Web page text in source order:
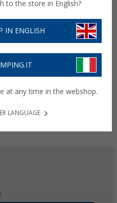
to the store in English?
IN ENGLISH
at any time in the webshop.
LANGUAGE